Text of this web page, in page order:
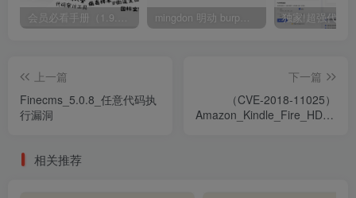
会员必看手册（1.9.0版本 26.4.5更新） mingdon 明动 burp插件0.2.6版本 本地时间校验去除版
上一篇
Finecms_5.0.8_任意代码执
行漏洞
下一篇
（CVE-2018-11025）
相关推荐